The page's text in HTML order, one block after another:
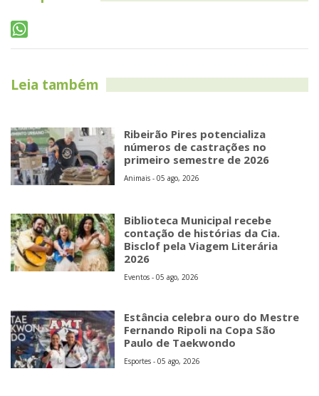
Leia também
Ribeirão Pires potencializa
números de castrações no
primeiro semestre de 2026
Animais - 05 ago, 2026
Biblioteca Municipal recebe
contação de histórias da Cia.
Bisclof pela Viagem Literária
2026
Eventos - 05 ago, 2026
Estância celebra ouro do Mestre
Fernando Ripoli na Copa São
Paulo de Taekwondo
Esportes - 05 ago, 2026